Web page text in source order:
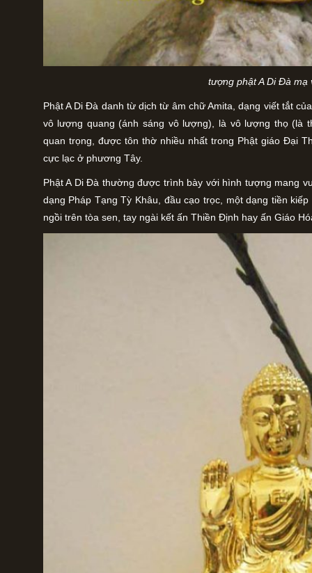
tượng phật A Di Đà mạ
Phật A Di Đà danh từ dịch từ âm chữ Amita, dạng viết tắt
vô lượng quang (ánh sáng vô lượng), là vô lượng thọ (là
quan trọng, được tôn thờ nhiều nhất trong Phật giáo Đại
cực lạc ở phương Tây.
Phật A Di Đà thường được trình bày với hình tượng mang
dạng Pháp Tạng Tỳ Khâu, đầu cạo trọc, một dạng tiền
ngồi trên tòa sen, tay ngài kết ấn Thiền Định hay ấn Giáo